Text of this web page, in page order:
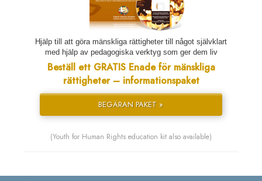
Hjälp till att göra mänskliga rättigheter till något självklart
med hjälp av pedagogiska verktyg som ger dem liv
Beställ ett GRATIS Enade för mänskliga
rättigheter – informationspaket
BEGÄRAN PAKET »
(Youth for Human Rights education kit also available)